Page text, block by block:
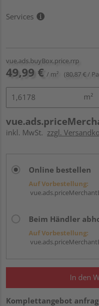
Services
vue.ads.buyBox.price.rrp
49,99 € / m² (80,87 € /
m²
inkl. MwSt. zzgl.
Online bestellen
Auf Vorbestellung:
Beim Händler
Auf Vorbestellung:
In den
Komplettangebot